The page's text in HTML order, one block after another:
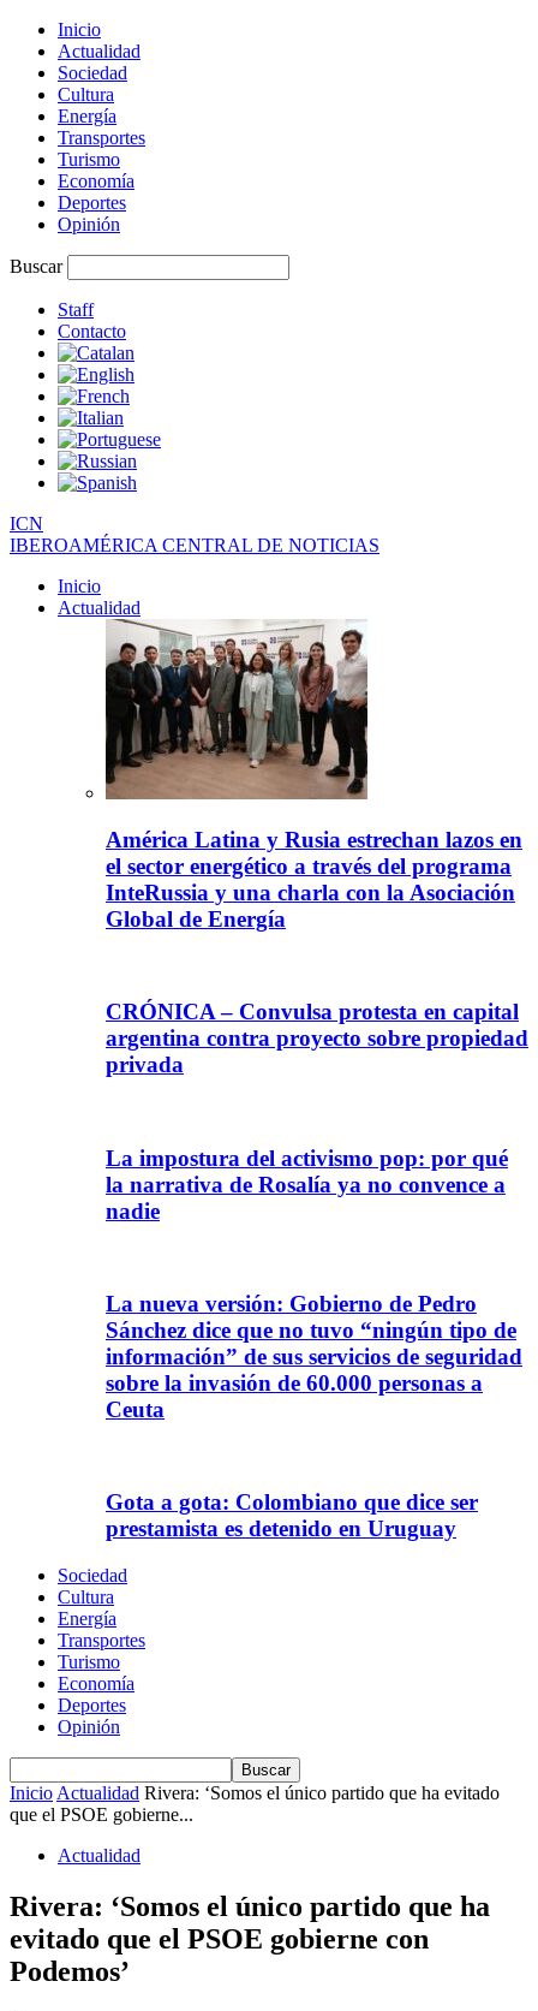
Inicio
Actualidad
Sociedad
Cultura
Energía
Transportes
Turismo
Economía
Deportes
Opinión
Buscar
Staff
Contacto
ICN
IBEROAMÉRICA CENTRAL DE NOTICIAS
Inicio
Actualidad
América Latina y Rusia estrechan lazos en
el sector energético a través del programa
InteRussia y una charla con la Asociación
Global de Energía
CRÓNICA – Convulsa protesta en capital
argentina contra proyecto sobre propiedad
privada
La impostura del activismo pop: por qué
la narrativa de Rosalía ya no convence a
nadie
La nueva versión: Gobierno de Pedro
Sánchez dice que no tuvo “ningún tipo de
información” de sus servicios de seguridad
sobre la invasión de 60.000 personas a
Ceuta
Gota a gota: Colombiano que dice ser
prestamista es detenido en Uruguay
Sociedad
Cultura
Energía
Transportes
Turismo
Economía
Deportes
Opinión
Inicio Actualidad Rivera: ‘Somos el único partido que ha evitado
que el PSOE gobierne...
Actualidad
Rivera: ‘Somos el único partido que ha
evitado que el PSOE gobierne con
Podemos’